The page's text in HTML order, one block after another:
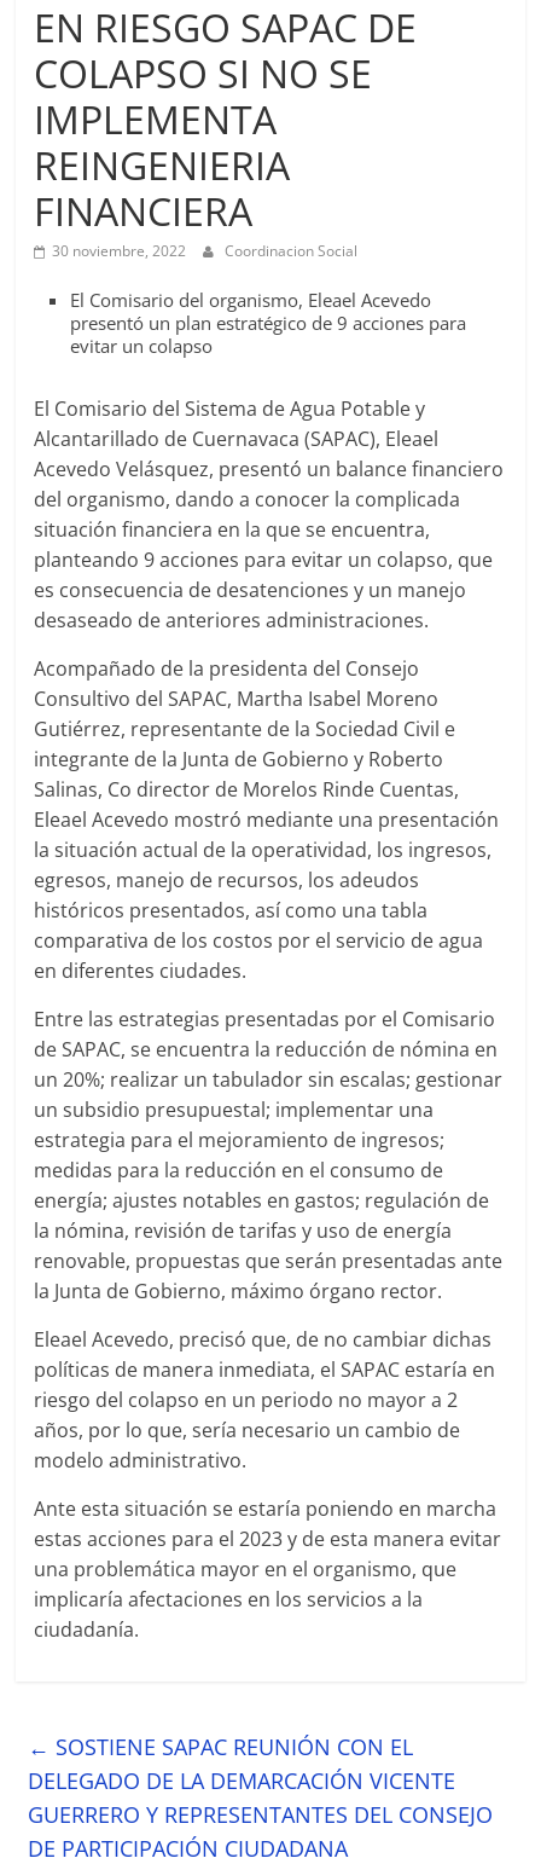
Potable
Alcantarillado
Municipio
de
Cuernavaca
EN RIESGO SAPAC DE
COLAPSO SI NO SE
IMPLEMENTA
REINGENIERIA
FINANCIERA
30 noviembre, 2022 Coordinacion Social
El Comisario del organismo, Eleael Acevedo
presentó un plan estratégico de 9 acciones para
evitar un colapso
El Comisario del Sistema de Agua Potable y
Alcantarillado de Cuernavaca (SAPAC), Eleael
Acevedo Velásquez, presentó un balance financiero
del organismo, dando a conocer la complicada
situación financiera en la que se encuentra,
planteando 9 acciones para evitar un colapso, que
es consecuencia de desatenciones y un manejo
desaseado de anteriores administraciones.
Acompañado de la presidenta del Consejo
Consultivo del SAPAC, Martha Isabel Moreno
Gutiérrez, representante de la Sociedad Civil e
integrante de la Junta de Gobierno y Roberto
Salinas, Co director de Morelos Rinde Cuentas,
Eleael Acevedo mostró mediante una presentación
la situación actual de la operatividad, los ingresos,
egresos, manejo de recursos, los adeudos
históricos presentados, así como una tabla
comparativa de los costos por el servicio de agua
en diferentes ciudades.
Entre las estrategias presentadas por el Comisario
de SAPAC, se encuentra la reducción de nómina en
un 20%; realizar un tabulador sin escalas; gestionar
un subsidio presupuestal; implementar una
estrategia para el mejoramiento de ingresos;
medidas para la reducción en el consumo de
energía; ajustes notables en gastos; regulación de
la nómina, revisión de tarifas y uso de energía
renovable, propuestas que serán presentadas ante
la Junta de Gobierno, máximo órgano rector.
Eleael Acevedo, precisó que, de no cambiar dichas
políticas de manera inmediata, el SAPAC estaría en
riesgo del colapso en un periodo no mayor a 2
años, por lo que, sería necesario un cambio de
modelo administrativo.
Ante esta situación se estaría poniendo en marcha
estas acciones para el 2023 y de esta manera evitar
una problemática mayor en el organismo, que
implicaría afectaciones en los servicios a la
ciudadanía.
← SOSTIENE SAPAC REUNIÓN CON EL
DELEGADO DE LA DEMARCACIÓN VICENTE
GUERRERO Y REPRESENTANTES DEL CONSEJO
DE PARTICIPACIÓN CIUDADANA